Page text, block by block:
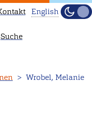
not
English
Hell
Suche
Wrobel, Melanie